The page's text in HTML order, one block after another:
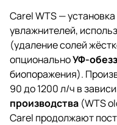
Carel WTS —
увлажнителей,
(удаление солей
опциональноУФ-
биопоражения).
90 до 1200 л/ч в
производства (WTS
Carel продолжают